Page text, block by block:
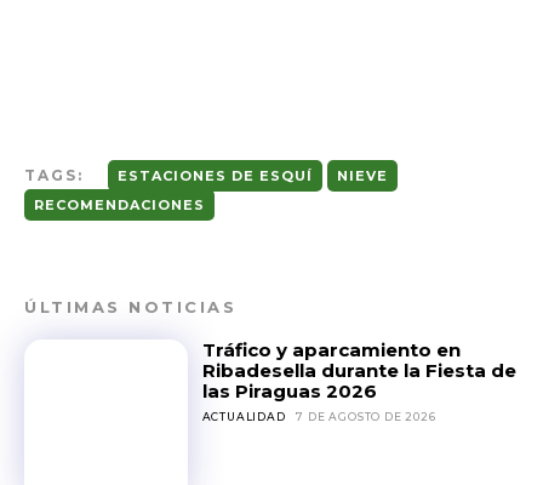
TAGS: ESTACIONES DE ESQUÍ
NIEVE
RECOMENDACIONES
ÚLTIMAS NOTICIAS
Tráfico y aparcamiento en
Ribadesella durante la Fiesta de
las Piraguas 2026
ACTUALIDAD 7 DE AGOSTO DE 2026